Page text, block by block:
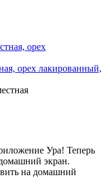
орех лакированный,
Ура! Теперь
экран.
на домашний